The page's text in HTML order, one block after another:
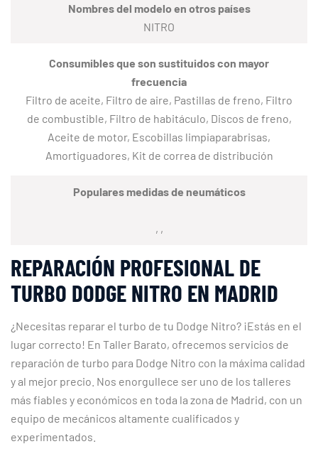
Nombres del modelo en otros países
NITRO
Consumibles que son sustituidos con mayor
frecuencia
Filtro de aceite, Filtro de aire, Pastillas de freno, Filtro
de combustible, Filtro de habitáculo, Discos de freno,
Aceite de motor, Escobillas limpiaparabrisas,
Amortiguadores, Kit de correa de distribución
Populares medidas de neumáticos
, ,
REPARACIÓN PROFESIONAL DE
TURBO DODGE NITRO EN MADRID
¿Necesitas reparar el turbo de tu Dodge Nitro? ¡Estás en el
lugar correcto! En Taller Barato, ofrecemos servicios de
reparación de turbo para Dodge Nitro con la máxima calidad
y al mejor precio. Nos enorgullece ser uno de los talleres
más fiables y económicos en toda la zona de Madrid, con un
equipo de mecánicos altamente cualificados y
experimentados.